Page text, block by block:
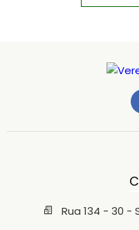
Rua 134 - 30 -